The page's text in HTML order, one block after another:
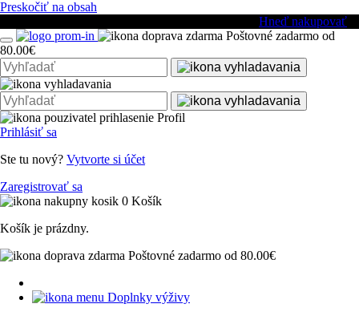
Preskočiť na obsah
Hneď nakupovať
Poštovné zadarmo od
80.00€
Profil
Prihlásiť sa
Ste tu nový? Vytvorte si účet
Zaregistrovať sa
0 Košík
Košík je prázdny.
Poštovné zadarmo od 80.00€
Doplnky výživy